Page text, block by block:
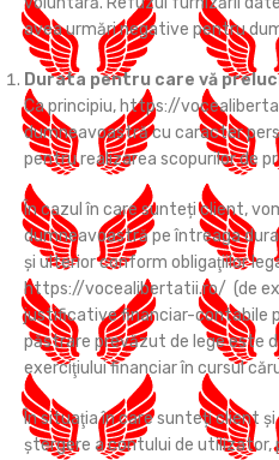
avea urmări negative pentru
Durata pentru care vă
Ca principiu, https://
dumneavoastră cu caracter
pentru realizarea scopurilor de
În cazul în care sunteți client,
dumneavoastră pe întreaga
și ulterior conform obligaţiilor
https://vocealibertatii.ro/ (de
justificative financiar-contabile
păstrare prevăzut de lege este
exerciţiului financiar în cursul
În situaţia în care sunteți client
ştergere a contului de utilizator,